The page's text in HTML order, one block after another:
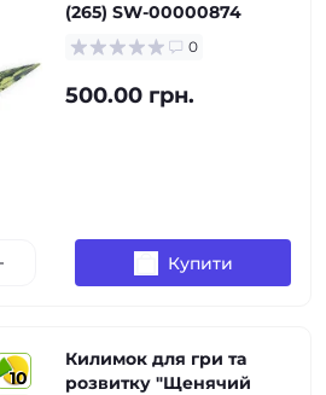
(265) SW-00000874
0
500.00 грн.
Купити
10
Килимок для гри та
розвитку "Щенячий